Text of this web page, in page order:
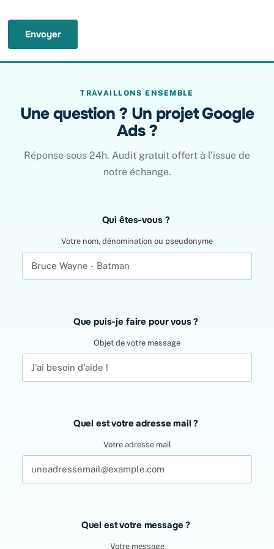
Envoyer
TRAVAILLONS ENSEMBLE
Une question ? Un projet Google
Ads ?
Réponse sous 24h. Audit gratuit offert à l’issue de
notre échange.
blank
Qui êtes-vous ?
Votre nom, dénomination ou pseudonyme
Que puis-je faire pour vous ?
Objet de votre message
Quel est votre adresse mail ?
Votre adresse mail
Quel est votre message ?
Votre message